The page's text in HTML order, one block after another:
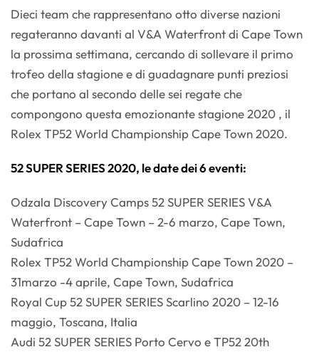
Dieci team che rappresentano otto diverse nazioni
regateranno davanti al V&A Waterfront di Cape Town
la prossima settimana, cercando di sollevare il primo
trofeo della stagione e di guadagnare punti preziosi
che portano al secondo delle sei regate che
compongono questa emozionante stagione 2020 , il
Rolex TP52 World Championship Cape Town 2020.
52 SUPER SERIES 2020, le date dei 6 eventi:
Odzala Discovery Camps 52 SUPER SERIES V&A
Waterfront – Cape Town – 2-6 marzo, Cape Town,
Sudafrica
Rolex TP52 World Championship Cape Town 2020 –
31marzo -4 aprile, Cape Town, Sudafrica
Royal Cup 52 SUPER SERIES Scarlino 2020 – 12-16
maggio, Toscana, Italia
Audi 52 SUPER SERIES Porto Cervo e TP52 20th